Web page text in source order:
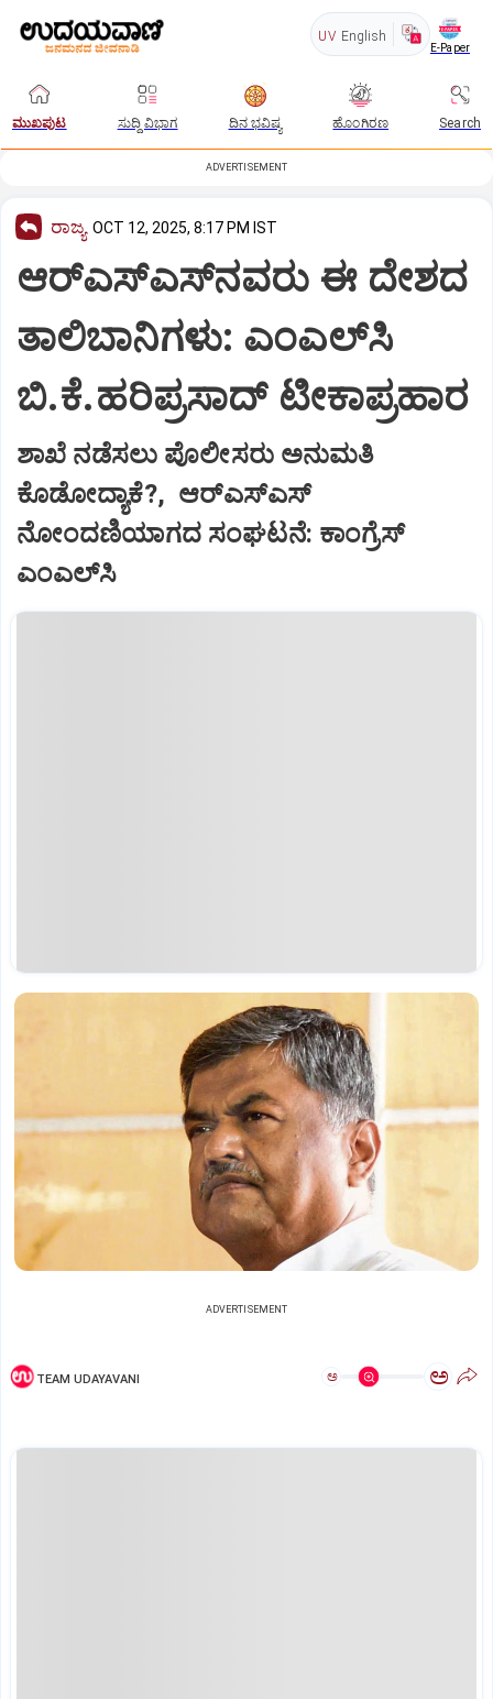
UV English
E-Paper
ಮುಖಪುಟ ಸುದ್ದಿ ವಿಭಾಗ ದಿನ ಭವಿಷ್ಯ ಹೊಂಗಿರಣ Search
ADVERTISEMENT
ರಾಜ್ಯ OCT 12, 2025, 8:17 PM IST
ಆರ್‌ಎಸ್‌ಎಸ್‌ನವರು ಈ ದೇಶದ
ತಾಲಿಬಾನಿಗಳು: ಎಂಎಲ್‌ಸಿ
ಬಿ.ಕೆ.ಹರಿಪ್ರಸಾದ್‌ ಟೀಕಾಪ್ರಹಾರ
ಶಾಖೆ ನಡೆಸಲು ಪೊಲೀಸರು ಅನುಮತಿ
ಕೊಡೋದ್ಯಾಕೆ?, ಆರ್‌ಎಸ್‌ಎಸ್‌
ನೋಂದಣಿಯಾಗದ ಸಂಘಟನೆ: ಕಾಂಗ್ರೆಸ್‌
ಎಂಎಲ್‌ಸಿ
ADVERTISEMENT
TEAM UDAYAVANI ಅ ಅ